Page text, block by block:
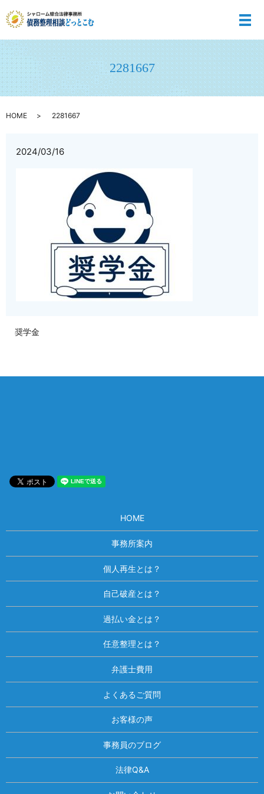
メ
2281667
HOME 2281667
2024/03/16
奨学金
HOME
事務所案内
個人再生とは？
自己破産とは？
過払い金とは？
任意整理とは？
弁護士費用
よくあるご質問
お客様の声
事務員のブログ
法律Q&A